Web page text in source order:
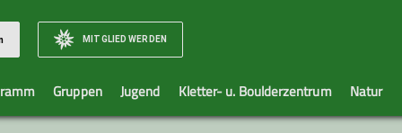
MITGLIED WERDEN
Gruppen Jugend Kletter- u. Boulderzentrum Natur